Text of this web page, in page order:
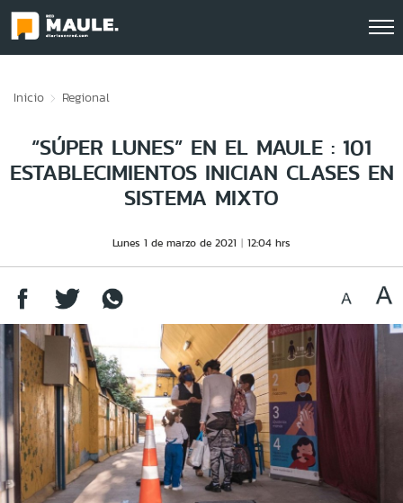
Inicio Regional
“SÚPER LUNES” EN EL MAULE : 101
ESTABLECIMIENTOS INICIAN CLASES EN
SISTEMA MIXTO
Lunes 1 de marzo de 2021 12:04 hrs